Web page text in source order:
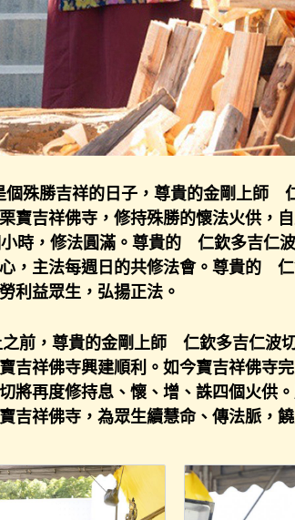
個殊勝吉祥的日子，尊貴的金剛上師
寶吉祥佛寺，修持殊勝的懷法火供，
時，修法圓滿。尊貴的 仁欽多吉仁
，主法每週日的共修法會。尊貴的 仁
利益眾生，弘揚正法。
前，尊貴的金剛上師 仁欽多吉仁波
吉祥佛寺興建順利。如今寶吉祥佛寺
將再度修持息、懷、增、誅四個火供
吉祥佛寺，為眾生續慧命、傳法脈，饒